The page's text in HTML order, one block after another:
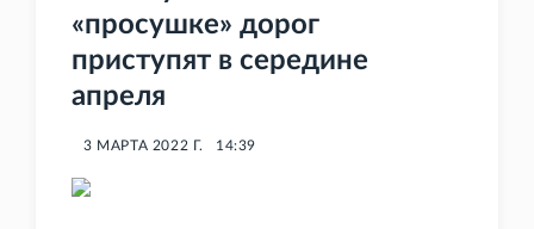
«просушке» дорог
приступят в середине
апреля
3 МАРТА 2022 Г. 14:39